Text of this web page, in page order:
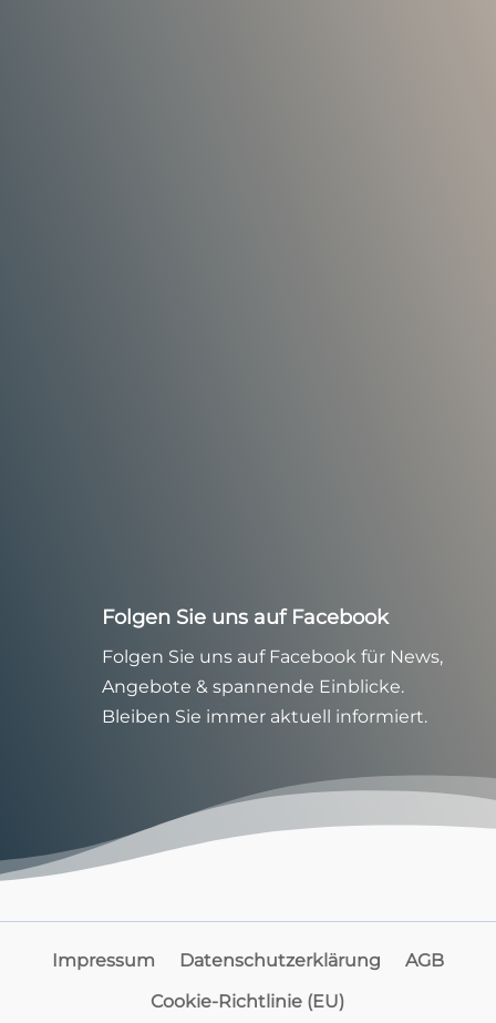
Folgen Sie uns auf Facebook
Folgen Sie uns auf Facebook für News,
Angebote & spannende Einblicke.
Bleiben Sie immer aktuell informiert.
Impressum Datenschutzerklärung
AGB
Cookie-Richtlinie (EU)